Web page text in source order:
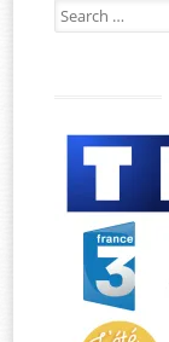
Search
for: